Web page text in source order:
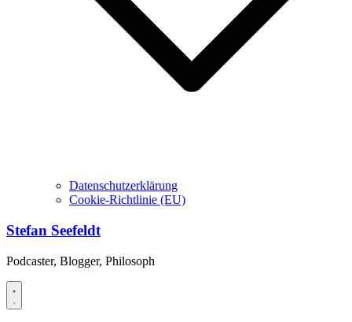
Datenschutzerklärung
Cookie-Richtlinie (EU)
Stefan Seefeldt
Podcaster, Blogger, Philosoph